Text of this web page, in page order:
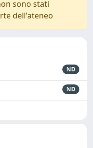
sono stati
dell'ateneo
ND
ND